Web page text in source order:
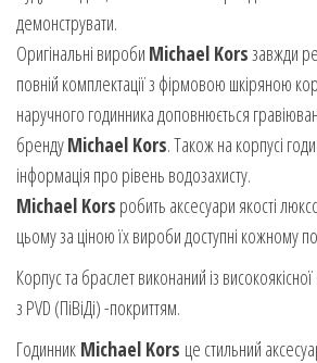
демонструвати.
Оригінальні вироби Michael Korsзавжди
повній комплектації з фірмовою шкіряною
наручного годинника доповнюється
брендуMichael Kors. Також на корпусі
інформація про рівень водозахисту.
Michael Kors робить аксесуари якості
цьому за ціною їх вироби доступні кожному
Корпус та браслет виконаний із
з PVD (ПіВіДі) -покриттям.
Годинник Michael Kors це стильний